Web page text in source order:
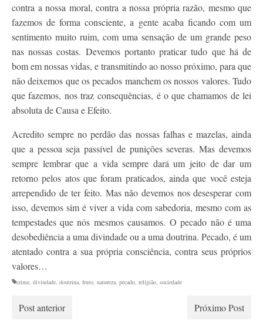
contra a nossa moral, contra a nossa própria razão, mesmo que
fazemos de forma consciente, a gente acaba ficando com um
sentimento muito ruim, com uma sensação de um grande peso
nas nossas costas. Devemos portanto praticar tudo que há de
bom em nossas vidas, e transmitindo ao nosso próximo, para que
não deixemos que os pecados manchem os nossos valores. Tudo
que fazemos, nos traz consequências, é o que chamamos de lei
absoluta de Causa e Efeito.
Acredito sempre no perdão das nossas falhas e mazelas, ainda
que a pessoa seja passível de punições severas. Mas devemos
sempre lembrar que a vida sempre dará um jeito de dar um
retorno pelos atos que foram praticados, ainda que você esteja
arrependido de ter feito. Mas não devemos nos desesperar com
isso, devemos sim é viver a vida com sabedoria, mesmo com as
tempestades que nós mesmos causamos. O pecado não é uma
desobediência a uma divindade ou a uma doutrina. Pecado, é um
atentado contra a sua própria consciência, contra seus próprios
valores…
crime, divindade, doutrina, fruto, natureza, pecado, religião, sociedade
Post anterior Próximo Post